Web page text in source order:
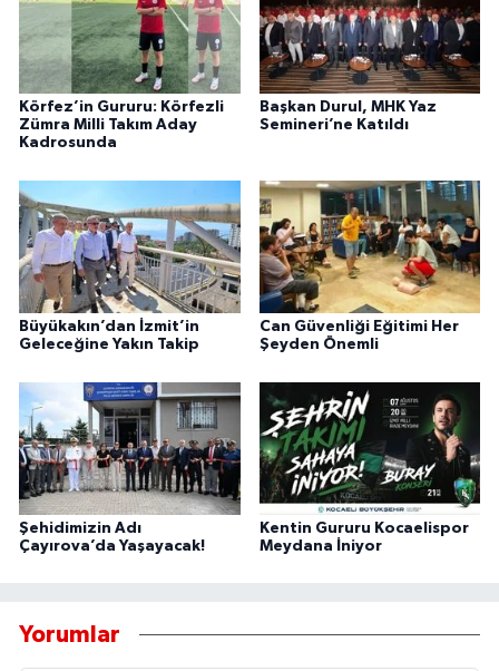
Körfez’in Gururu: Körfezli
Zümra Milli Takım Aday
Kadrosunda
Başkan Durul, MHK Yaz
Semineri’ne Katıldı
Büyükakın’dan İzmit’in
Geleceğine Yakın Takip
Can Güvenliği Eğitimi Her
Şeyden Önemli
Şehidimizin Adı
Çayırova’da Yaşayacak!
Kentin Gururu Kocaelispor
Meydana İniyor
Yorumlar